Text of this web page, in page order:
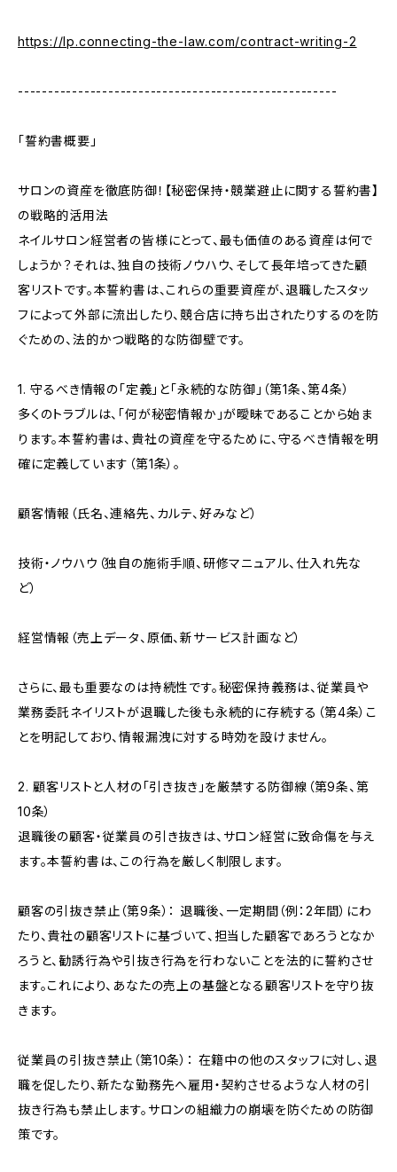
https://lp.connecting-the-law.com/contract-writing-2
-----------------------------------------------------
「誓約書概要」
サロンの資産を徹底防御！【秘密保持・競業避止に関する誓約書】
の戦略的活用法
ネイルサロン経営者の皆様にとって、最も価値のある資産は何で
しょうか？それは、独自の技術ノウハウ、そして長年培ってきた顧
客リストです。本誓約書は、これらの重要資産が、退職したスタッ
フによって外部に流出したり、競合店に持ち出されたりするのを防
ぐための、法的かつ戦略的な防御壁です。
1. 守るべき情報の「定義」と「永続的な防御」（第1条、第4条）
多くのトラブルは、「何が秘密情報か」が曖昧であることから始ま
ります。本誓約書は、貴社の資産を守るために、守るべき情報を明
確に定義しています（第1条）。
顧客情報（氏名、連絡先、カルテ、好みなど）
技術・ノウハウ（独自の施術手順、研修マニュアル、仕入れ先な
ど）
経営情報（売上データ、原価、新サービス計画など）
さらに、最も重要なのは持続性です。秘密保持義務は、従業員や
業務委託ネイリストが退職した後も永続的に存続する（第4条）こ
とを明記しており、情報漏洩に対する時効を設けません。
2. 顧客リストと人材の「引き抜き」を厳禁する防御線（第9条、第
10条）
退職後の顧客・従業員の引き抜きは、サロン経営に致命傷を与え
ます。本誓約書は、この行為を厳しく制限します。
顧客の引抜き禁止（第9条）： 退職後、一定期間（例：2年間）にわ
たり、貴社の顧客リストに基づいて、担当した顧客であろうとなか
ろうと、勧誘行為や引抜き行為を行わないことを法的に誓約させ
ます。これにより、あなたの売上の基盤となる顧客リストを守り抜
きます。
従業員の引抜き禁止（第10条）： 在籍中の他のスタッフに対し、退
職を促したり、新たな勤務先へ雇用・契約させるような人材の引
抜き行為も禁止します。サロンの組織力の崩壊を防ぐための防御
策です。